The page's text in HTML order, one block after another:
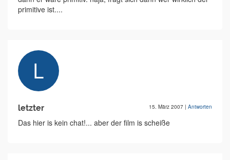
primitive ist....
letzter 15. März 2007 | Antworten
Das hier is kein chat!... aber der film is scheiße